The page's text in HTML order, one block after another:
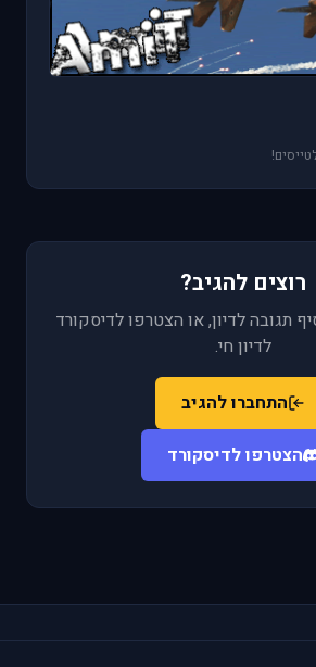
רוצים להגיב?
תגובה לדיון, או הצטרפו לדיסקורד
לדיון חי.
התחברו להגיב
הצטרפו לדיסקורד